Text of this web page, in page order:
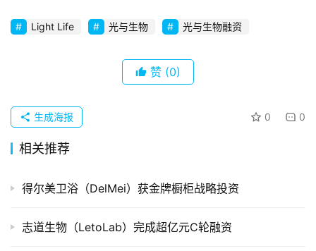
业
布
并
重
投稿
Light Life 光与生物 光与生物融资
赞 (0)
0 0
生成海报
相关推荐
得尔美卫浴（DelMei）获金牌橱柜战略投资
志道生物（LetoLab）完成超亿元C轮融资